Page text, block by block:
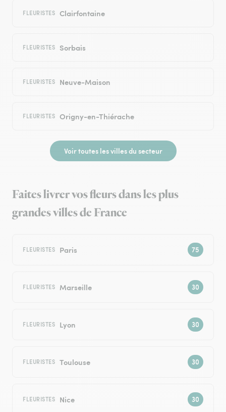
FLEURISTES Clairfontaine
FLEURISTES Sorbais
FLEURISTES Neuve-Maison
FLEURISTES Origny-en-Thiérache
Voir toutes les villes du secteur
Faites livrer vos fleurs dans les plus
grandes villes de France
FLEURISTES Paris
FLEURISTES Marseille
FLEURISTES Lyon
FLEURISTES Toulouse
FLEURISTES Nice